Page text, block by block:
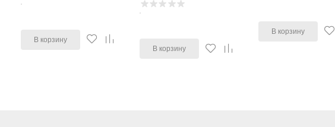
В корзину
В корзину
В корзину